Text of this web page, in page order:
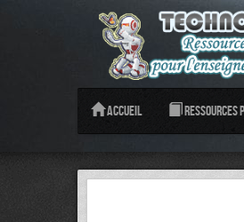
Accueil Ressources